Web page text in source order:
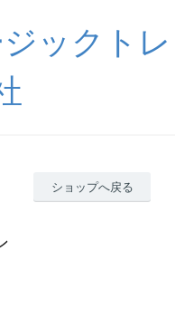
ックトレ
ショップへ戻る